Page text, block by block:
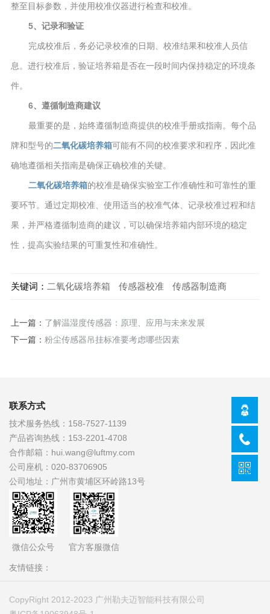
整至目标参数，并使用校准仪器进行检查和校准。
5、记录和验证
完成校准后，务必记录校准的日期、校准结果和校准人员信
息。进行校准后，验证培养箱是否在一段时间内保持稳定的环境条
件。
6、遵循制造商建议
最重要的是，始终遵循制造商提供的校准手册或指南。每个品
牌和型号的二氧化碳培养箱可能有不同的校准要求和程序，因此准
确地遵循相关指南是确保正确校准的关键。
二氧化碳培养箱的校准是确保实验室工作准确性和可靠性的重
要环节。通过定期校准、使用适当的校准气体、记录校准过程和结
果，并严格遵循制造商的建议，可以确保培养箱内部环境的稳定
性，提高实验结果的可重复性和准确性。
关键词： 二氧化碳培养箱 传感器校准 传感器制造商
上一篇： 了解温湿度传感器：原理、应用与未来发展
下一篇： 粉尘传感器吊挂标准要考虑哪些因素
联系方式
技术服务热线： 158-7527-1139
产品咨询热线： 153-2201-4708
合作邮箱： hui.wang@luftmy.com
公司座机： 020-83706905
公司地址： 广州市黄埔区环岭路13号
微信公众号 官方客服微信
友情链接：
CopyRight 2012-2023 广州勒夫迈智能科技有限公司